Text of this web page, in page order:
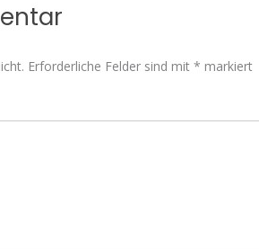
Erforderliche Felder sind mit * markiert